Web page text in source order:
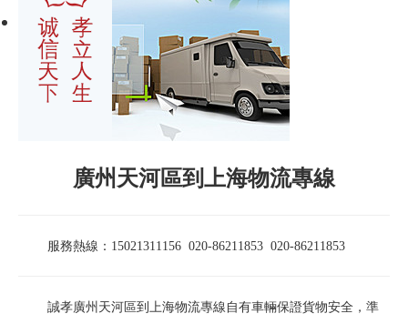
廣州天河區到上海物流專線
服務熱線：15021311156 020-86211853 020-86211853
誠孝廣州天河區到上海物流專線自有車輛保證貨物安全，準